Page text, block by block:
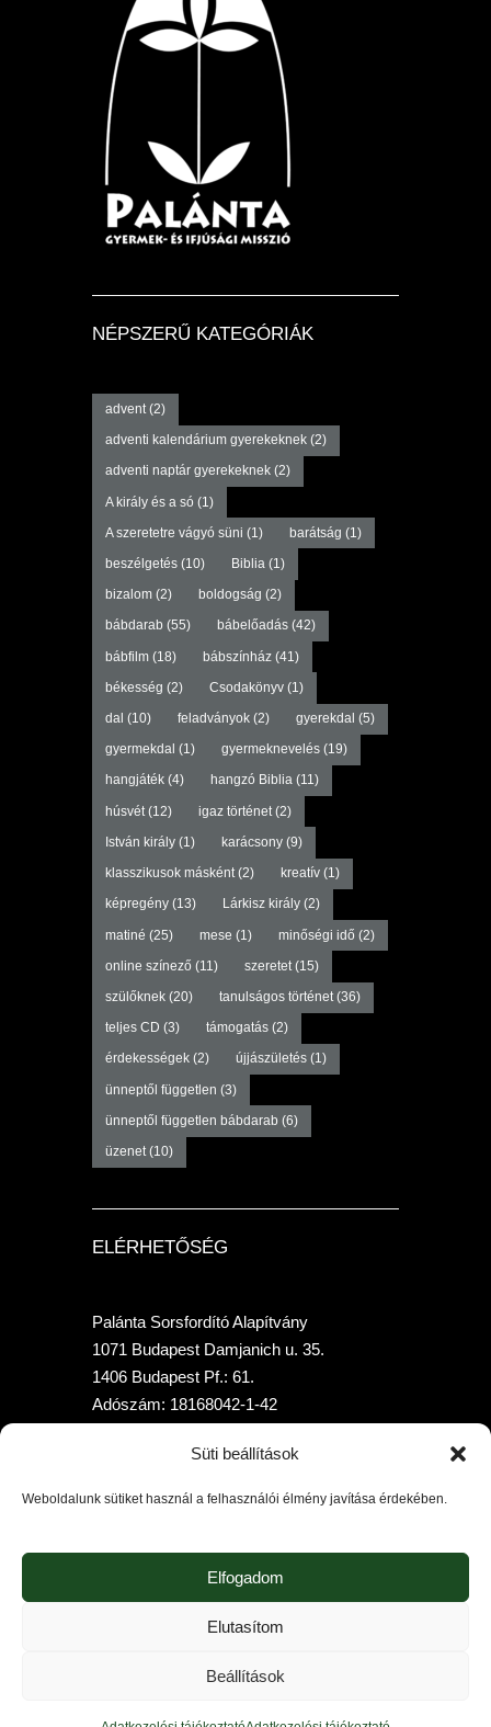
Süti beállítások
Weboldalunk sütiket használ a felhasználói élmény javítása érdekében.
Elfogadom
Elutasítom
Beállítások
NÉPSZERŰ KATEGÓRIÁK
advent(2)
adventi kalendárium gyerekeknek(2)
adventi naptár gyerekeknek(2)
A király és a só (1)
A szeretetre vágyó süni (1) barátság (1)
beszélgetés(10) Biblia(1)
bizalom(2) boldogság (2)
bábdarab (55) bábelőadás(42)
bábfilm(18) bábszínház(41)
békesség (2) Csodakönyv(1)
dal (10) feladványok(2) gyerekdal (5)
gyermekdal (1) gyermeknevelés(19)
hangjáték(4) hangzó Biblia(11)
húsvét(12) igaz történet(2)
István király(1) karácsony(9)
klasszikusok másként(2) kreatív(1)
képregény(13) Lárkisz király(2)
matiné (25) mese (1) minőségi idő (2)
online színező (11) szeretet(15)
szülőknek(20) tanulságos történet(36)
teljes CD (3) támogatás(2)
érdekességek(2) újjászületés(1)
ünneptől független (3)
ünneptől független bábdarab (6)
üzenet(10)
ELÉRHETŐSÉG
Palánta Sorsfordító Alapítvány
1071 Budapest Damjanich u. 35.
1406 Budapest Pf.: 61.
Adószám: 18168042-1-42
Bankszámlaszám: 10400205-02010397-
fenntarva.